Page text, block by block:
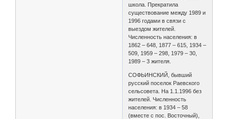
школа. Прекратила
существование между 1989 и
1996 годами в связи с
выездом жителей.
Численность населения: в
1862 – 648, 1877 – 615, 1934 –
509, 1959 – 298, 1979 – 30,
1989 – 3 жителя.
СОФЬИНСКИЙ, бывший
русский поселок Раевского
сельсовета. На 1.1.1996 без
жителей. Численность
населения: в 1934 – 58
(вместе с пос. Восточный),